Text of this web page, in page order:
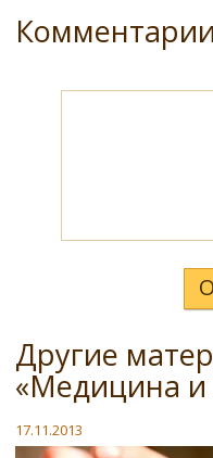
Комментарии
Другие
«Медицина и
17.11.2013